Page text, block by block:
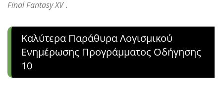
Final Fantasy XV.
Καλύτερα Παράθυρα Λογισμικού
Ενημέρωσης Προγράμματος Οδήγησης
10